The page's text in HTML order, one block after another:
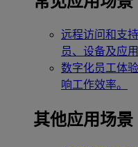
远程访问和支持
员、设备及应用
数字化员工体
响工作效率。
其他应用场景